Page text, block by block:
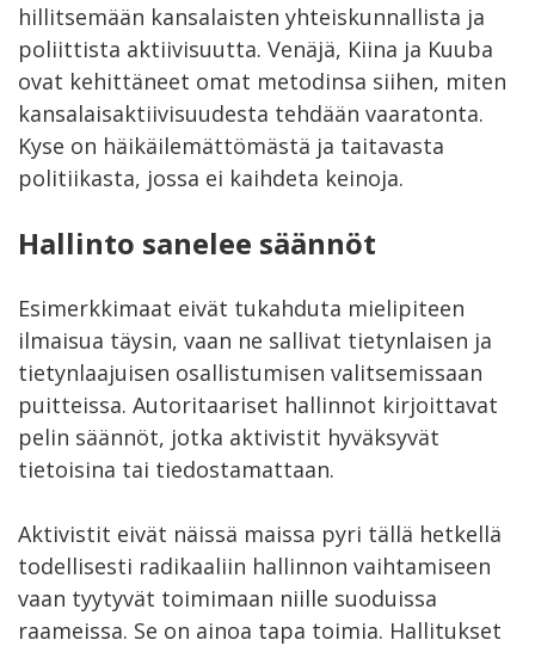
hillitsemään kansalaisten yhteiskunnallista ja
poliittista aktiivisuutta. Venäjä, Kiina ja Kuuba
ovat kehittäneet omat metodinsa siihen, miten
kansalaisaktiivisuudesta tehdään vaaratonta.
Kyse on häikäilemättömästä ja taitavasta
politiikasta, jossa ei kaihdeta keinoja.
Hallinto sanelee säännöt
Esimerkkimaat eivät tukahduta mielipiteen
ilmaisua täysin, vaan ne sallivat tietynlaisen ja
tietynlaajuisen osallistumisen valitsemissaan
puitteissa. Autoritaariset hallinnot kirjoittavat
pelin säännöt, jotka aktivistit hyväksyvät
tietoisina tai tiedostamattaan.
Aktivistit eivät näissä maissa pyri tällä hetkellä
todellisesti radikaaliin hallinnon vaihtamiseen
vaan tyytyvät toimimaan niille suoduissa
raameissa. Se on ainoa tapa toimia. Hallitukset